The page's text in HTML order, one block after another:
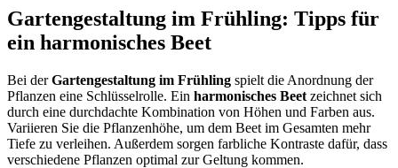
Gartengestaltung im Frühling: Tipps für
ein harmonisches Beet
Bei derGartengestaltung im Frühling spielt die Anordnung der
Pflanzen eine Schlüsselrolle. Ein harmonisches Beet zeichnet sich
durch eine durchdachte Kombination von Höhen und Farben aus.
Variieren Sie die Pflanzenhöhe, um dem Beet im Gesamten mehr
Tiefe zu verleihen. Außerdem sorgen farbliche Kontraste dafür, dass
verschiedene Pflanzen optimal zur Geltung kommen.